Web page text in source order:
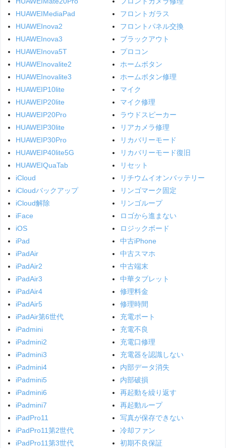
HUAWEIMediaPad
HUAWEInova2
HUAWEInova3
HUAWEInova5T
HUAWEInovalite2
HUAWEInovalite3
HUAWEIP10lite
HUAWEIP20lite
HUAWEIP20Pro
HUAWEIP30lite
HUAWEIP30Pro
HUAWEIP40lite5G
HUAWEIQuaTab
iCloud
iCloudバックアップ
iCloud解除
iFace
iOS
iPad
iPadAir
iPadAir2
iPadAir3
iPadAir4
iPadAir5
iPadAir第6世代
iPadmini
iPadmini2
iPadmini3
iPadmini4
iPadmini5
iPadmini6
iPadmini7
iPadPro11
iPadPro11第2世代
iPadPro11第3世代
フロントガラス
フロントパネル交換
ブラックアウト
プロコン
ホームボタン
ホームボタン修理
マイク
マイク修理
ラウドスピーカー
リアカメラ修理
リカバリーモード
リカバリーモード復旧
リセット
リチウムイオンバッテリー
リンゴマーク固定
リンゴループ
ロゴから進まない
ロジックボード
中古iPhone
中古スマホ
中古端末
中華タブレット
修理料金
修理時間
充電ポート
充電不良
充電口修理
充電器を認識しない
内部データ消失
内部破損
再起動を繰り返す
再起動ループ
写真が保存できない
冷却ファン
初期不良保証